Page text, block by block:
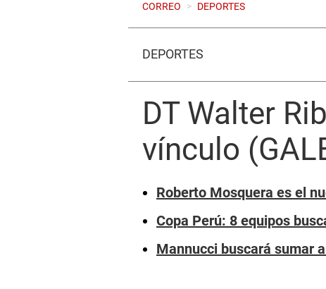
CORREO > DEPORTES
DEPORTES
DT Walter
vínculo
Roberto Mosquera es el
Copa Perú: 8 equipos
Mannucci buscará sumar